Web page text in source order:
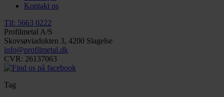
Kontakt os
Tlf: 5663 0222
Profilmetal A/S
Skovsøviadukten 3, 4200 Slagelse
info@profilmetal.dk
CVR: 26137063
Tag